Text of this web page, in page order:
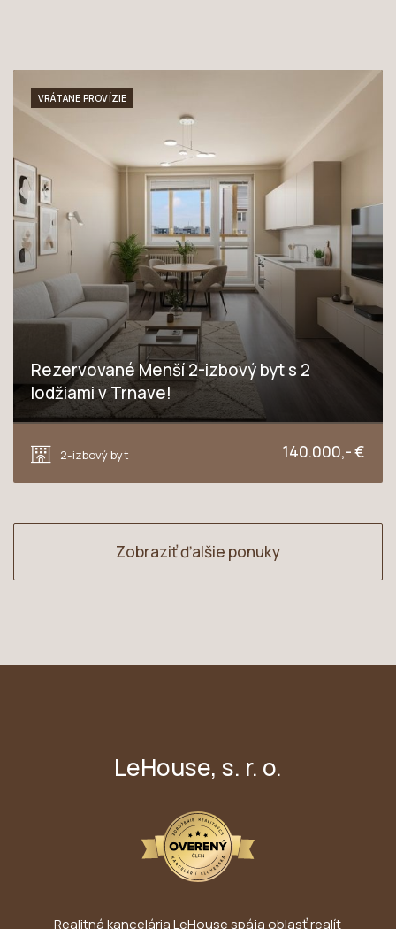
VRÁTANE PROVÍZIE
Rezervované Menší 2-izbový byt s 2
lodžiami v Trnave!
2-izbový byt
140.000,- €
Zobraziť ďalšie ponuky
LeHouse, s. r. o.
Realitná kancelária LeHouse spája oblasť realít